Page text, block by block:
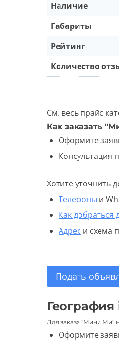
Наличие
Габариты
Рейтинг
Количество
См. весь прайс
Как заказать
Оформите
Консультация
Хотите уточнить
Телефоны и
Как добраться
Адрес и схема
Подать
География
Для заказа "Мини Ми"
Оформите